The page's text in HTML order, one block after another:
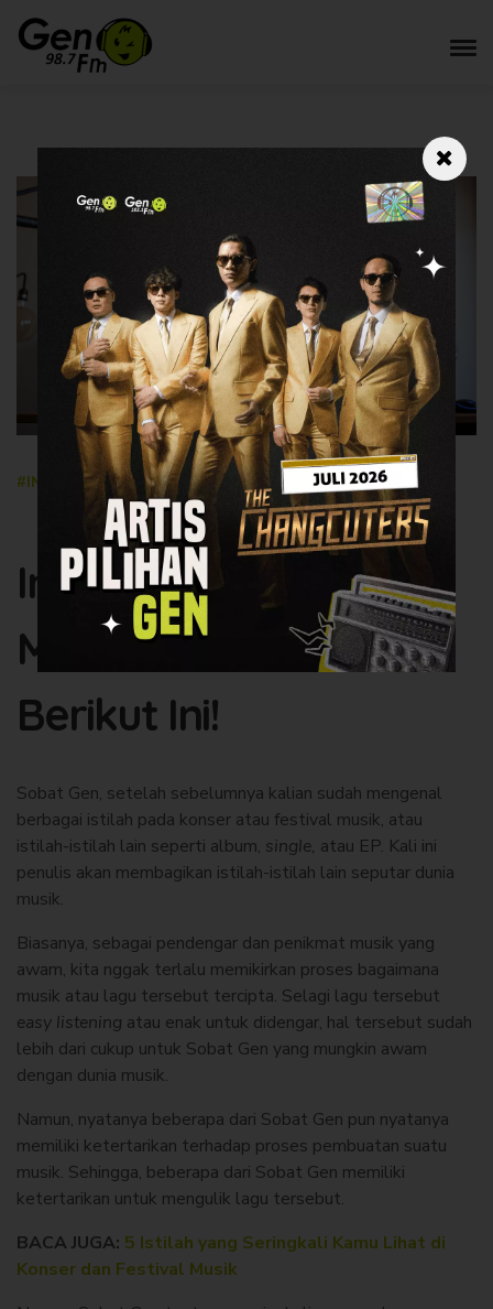
#INFOGEN 17 October 2023
Ingin Jadi Produser
Musik? Kenali 14 Istilah
Berikut Ini!
Sobat Gen, setelah sebelumnya kalian sudah mengenal
berbagai istilah pada konser atau festival musik, atau
istilah-istilah lain seperti album, single, atau EP. Kali ini
penulis akan membagikan istilah-istilah lain seputar dunia
musik.
Biasanya, sebagai pendengar dan penikmat musik yang
awam, kita nggak terlalu memikirkan proses bagaimana
musik atau lagu tersebut tercipta. Selagi lagu tersebut
easy listening atau enak untuk didengar, hal tersebut sudah
lebih dari cukup untuk Sobat Gen yang mungkin awam
dengan dunia musik.
Namun, nyatanya beberapa dari Sobat Gen pun nyatanya
memiliki ketertarikan terhadap proses pembuatan suatu
musik. Sehingga, beberapa dari Sobat Gen memiliki
ketertarikan untuk mengulik lagu tersebut.
BACA JUGA: 5 Istilah yang Seringkali Kamu Lihat di
Konser dan Festival Musik